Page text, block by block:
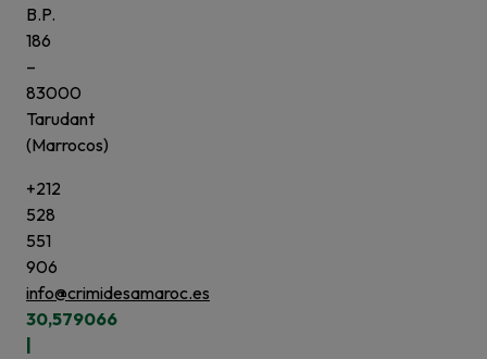
B.P.
186
–
83000
Tarudant
(Marrocos)
+212
528
551
906
info@crimidesamaroc.es
30,579066